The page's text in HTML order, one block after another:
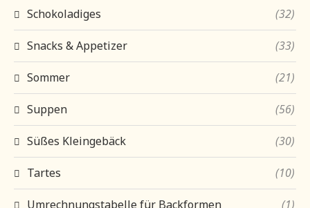
Schokoladiges (32)
Snacks & Appetizer (33)
Sommer (21)
Suppen (56)
Süßes Kleingebäck (30)
Tartes (10)
Umrechnungstabelle für Backformen (1)